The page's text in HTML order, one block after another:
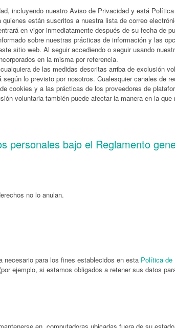
incluyendo nuestro Aviso de Privacidad y está
están suscritos a nuestra lista de correo
en vigor inmediatamente después de su fecha de
sobre nuestras prácticas de información y las
sitio web. Al seguir accediendo o seguir usando
en la misma por referencia.
de las medidas descritas arriba de exclusión
lo previsto por nosotros. Cualesquier canales de
cookies y a las prácticas de los proveedores de
voluntaria también puede afectar la manera en la
personales bajo el Reglamento
no lo anulan.
necesario para los fines establecidos en esta Política de
ejemplo, si estamos obligados a retener sus datos